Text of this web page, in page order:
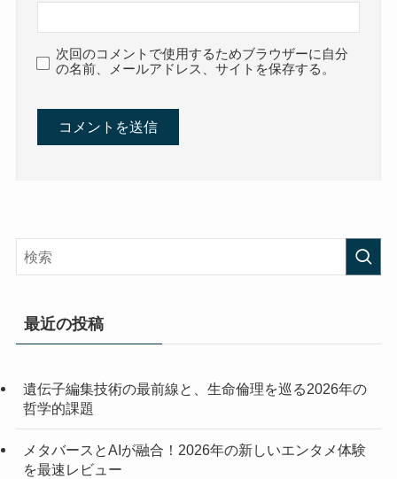
次回のコメントで使用するためブラウザーに自分
の名前、メールアドレス、サイトを保存する。
最近の投稿
遺伝子編集技術の最前線と、生命倫理を巡る2026年の
哲学的課題
メタバースとAIが融合！2026年の新しいエンタメ体験
を最速レビュー